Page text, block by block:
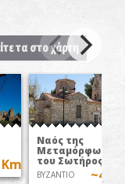
τα στο χάρτη
Ναός της
Μεταμόρφωσης
του Σωτήρος
ΒΥΖΑΝΤΙΟ